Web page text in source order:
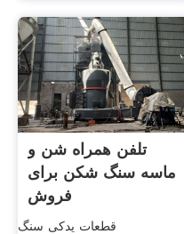
تلفن همراه شن و
ماسه سنگ شکن برای
فروش
قطعات یدکی سنگ